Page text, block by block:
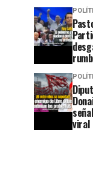
viral